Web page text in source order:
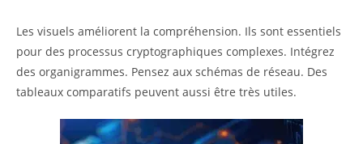
Les visuels améliorent la compréhension. Ils sont essentiels
pour des processus cryptographiques complexes. Intégrez
des organigrammes. Pensez aux schémas de réseau. Des
tableaux comparatifs peuvent aussi être très utiles.